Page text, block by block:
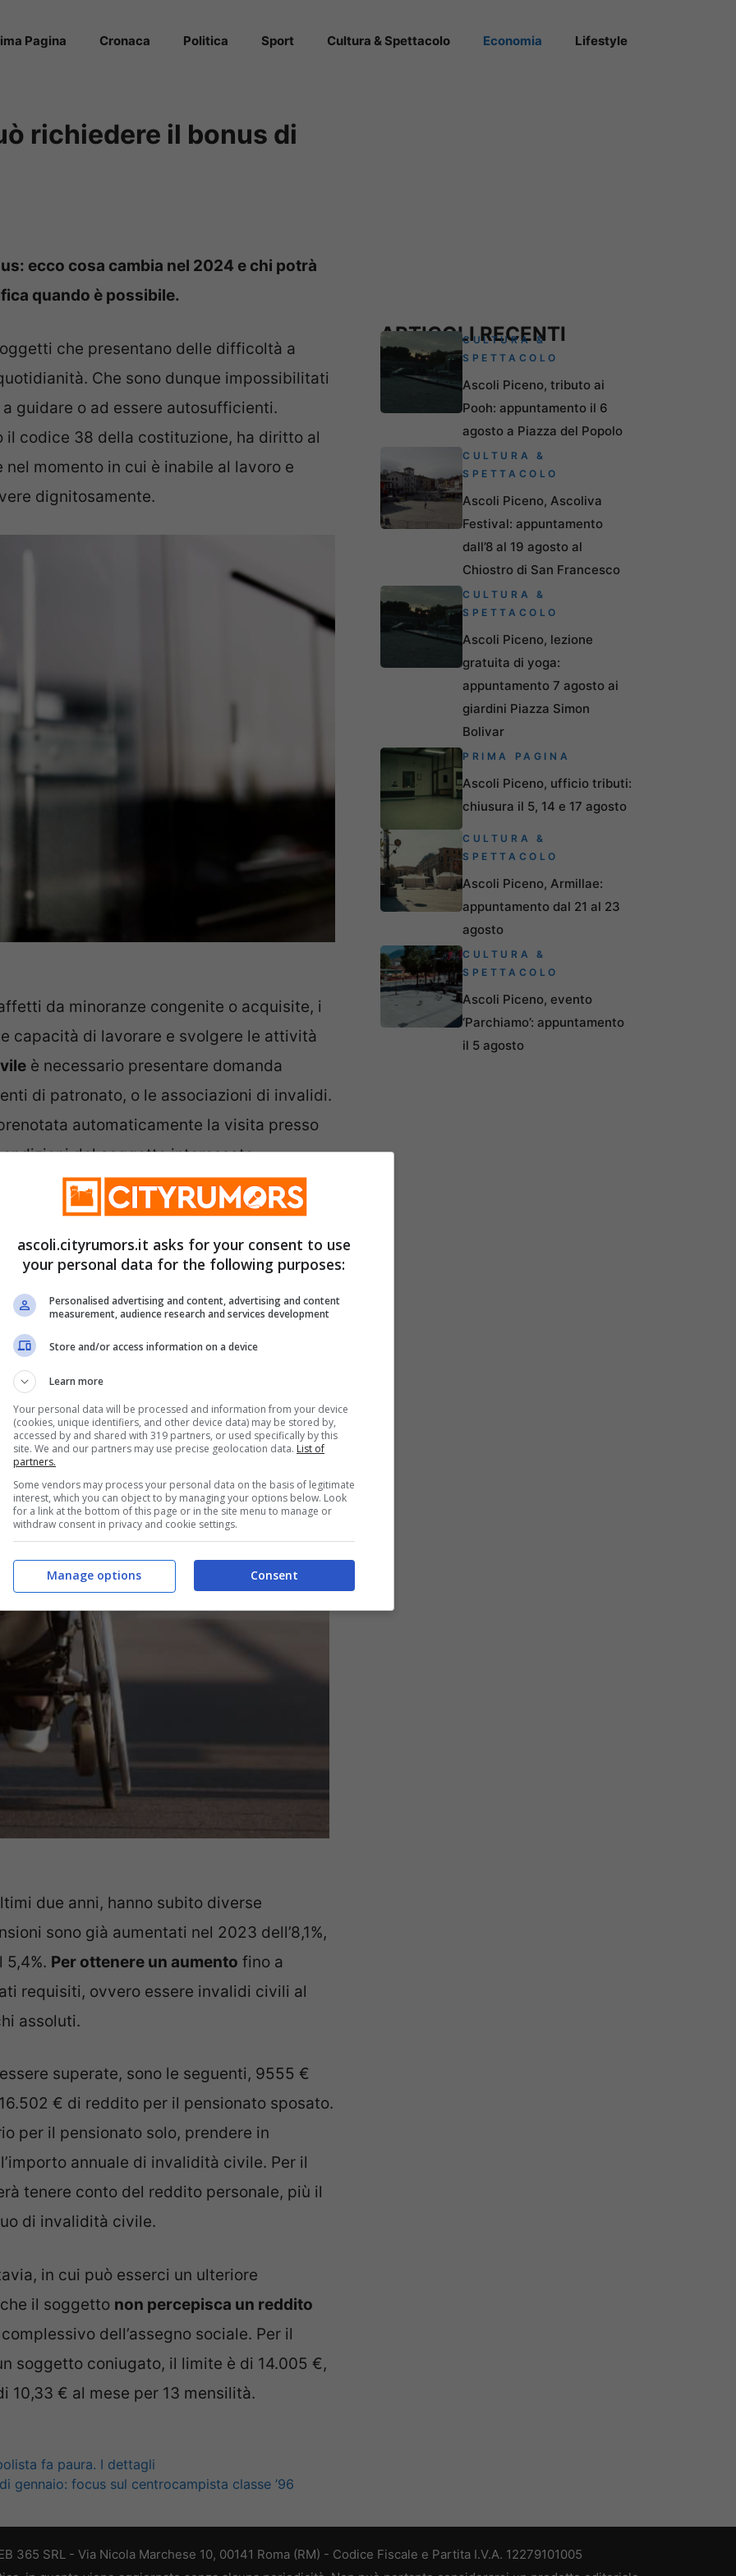
Pagina Cronaca Politica Sport Cultura & Spettacolo Economia Lifestyle
richiedere il bonus di
ecco cosa cambia nel 2024 e chi potrà
quando è possibile.
che presentano delle difficoltà a
Che sono dunque impossibilitati
guidare o ad essere autosufficienti.
codice 38 della costituzione, ha diritto al
momento in cui è inabile al lavoro e
dignitosamente.
da minoranze congenite o acquisite, i
capacità di lavorare e svolgere le attività
è necessario presentare domanda
di patronato, o le associazioni di invalidi.
automaticamente la visita presso
del soggetto interessato.
diritto anche al bonus di
dichiarazioni riguardo i nuovi importi e i
degli invalidi civili, ciechi e
Il trattamento è stato dunque
di reddito, vengono adeguati al costo
due anni, hanno subito diverse
sono già aumentati nel 2023 dell’8,1%,
Per ottenere un aumento fino a
requisiti, ovvero essere invalidi civili al
assoluti.
superate, sono le seguenti, 9555 €
€ di reddito per il pensionato sposato.
per il pensionato solo, prendere in
annuale di invalidità civile. Per il
tenere conto del reddito personale, più il
di invalidità civile.
in cui può esserci un ulteriore
il soggetto non percepisca un reddito
dell’assegno sociale. Per il
soggetto coniugato, il limite è di 14.005 €,
10,33 € al mese per 13 mensilità.
fa paura. I dettagli
gennaio: focus sul centrocampista classe ’96
ARTICOLI RECENTI
CULTURA &
SPETTACOLO
Ascoli Piceno, tributo ai
Pooh: appuntamento il 6
agosto a Piazza del Popolo
CULTURA &
SPETTACOLO
Ascoli Piceno, Ascoliva
Festival: appuntamento
dall’8 al 19 agosto al
Chiostro di San Francesco
CULTURA &
SPETTACOLO
Ascoli Piceno, lezione
gratuita di yoga:
appuntamento 7 agosto ai
giardini Piazza Simon
Bolivar
PRIMA PAGINA
Ascoli Piceno, ufficio tributi:
chiusura il 5, 14 e 17 agosto
CULTURA &
SPETTACOLO
Ascoli Piceno, Armillae:
appuntamento dal 21 al 23
agosto
CULTURA &
SPETTACOLO
Ascoli Piceno, evento
‘Parchiamo’: appuntamento
il 5 agosto
365 SRL - Via Nicola Marchese 10, 00141 Roma (RM) - Codice Fiscale e Partita I.V.A. 12279101005
ascoli.cityrumors.it asks for your consent to use
your personal data for the following purposes:
Personalised advertising and content, advertising and content
measurement, audience research and services development
Store and/or access information on a device
Learn more
Your personal data will be processed and information from your device
(cookies, unique identifiers, and other device data) may be stored by,
accessed by and shared with 319 partners, or used specifically by this
site. We and our partners may use precise geolocation data. List of
partners.
Some vendors may process your personal data on the basis of legitimate
interest, which you can object to by managing your options below. Look
for a link at the bottom of this page or in the site menu to manage or
withdraw consent in privacy and cookie settings.
Consent
Manage options